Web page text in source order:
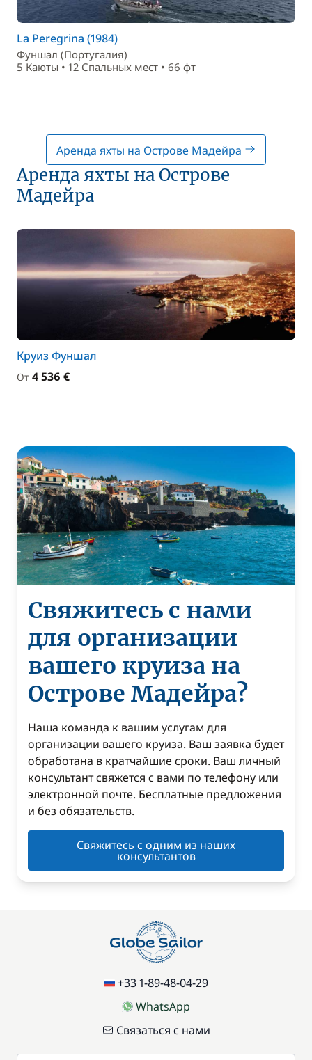
La Peregrina (1984)
Фуншал (Португалия)
5 Каюты • 12 Спальныx мест • 66 фт
Аренда яхты на Острове Мадейра
Аренда яхты на Острове
Мадейра
Круиз Фуншал
От 4 536 €
Свяжитесь с нами
для организации
вашего круиза на
Острове Мадейра?
Наша команда к вашим услугам для
организации вашего круиза. Ваш заявка будет
обработана в кратчайшие сроки. Ваш личный
консультант свяжется с вами по телефону или
электронной почте. Бесплатные предложения
и без обязательств.
Свяжитесь с одним из наших
консультантов
+33 1-89-48-04-29
WhatsApp
Связаться с нами